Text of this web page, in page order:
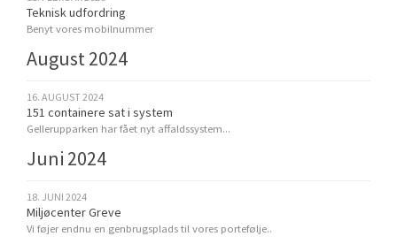
Teknisk udfordring
Benyt vores mobilnummer
August 2024
16. AUGUST 2024
151 containere sat i system
Gellerupparken har fået nyt affaldssystem...
Juni 2024
18. JUNI 2024
Miljøcenter Greve
Vi føjer endnu en genbrugsplads til vores portefølje..